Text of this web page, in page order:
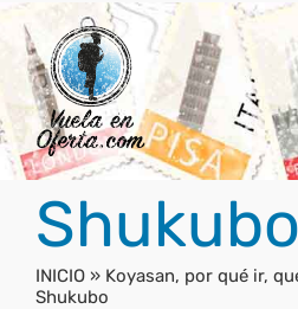
Saltar
contenido
Shukubo
INICIO » Koyasan, por qué ir,
Shukubo